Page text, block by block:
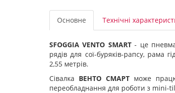
Основне Технічні
SFOGGIA VENTO SMART- це
рядів для сої-буряків-рапсу, рама
2,55 метрів.
Сівалка ВЕНТО СМАРТможе
переобладнання для роботи з mini-